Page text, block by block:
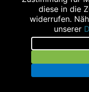
diese in die
widerrufen.
unserer